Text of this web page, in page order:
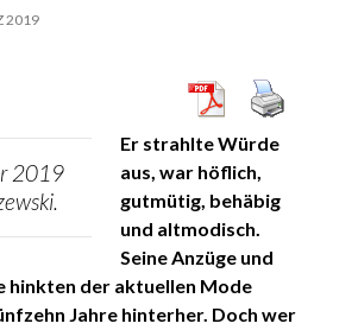
2019
2019
Er strahlte Würde
aus, war höflich,
gutmütig, behäbig
und altmodisch.
Seine Anzüge und
hinkten der aktuellen Mode
Jahre hinterher. Doch wer